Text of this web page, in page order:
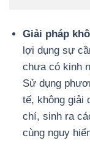
Giải pháp
lợi dụng sự
chưa có kinh
Sử dụng
tế, không giải
chí, sinh ra
cùng nguy